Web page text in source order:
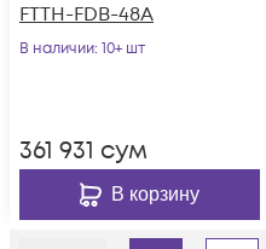
FTTH-FDB-48A
В наличии: 10+ шт
361 931 сум
В корзину